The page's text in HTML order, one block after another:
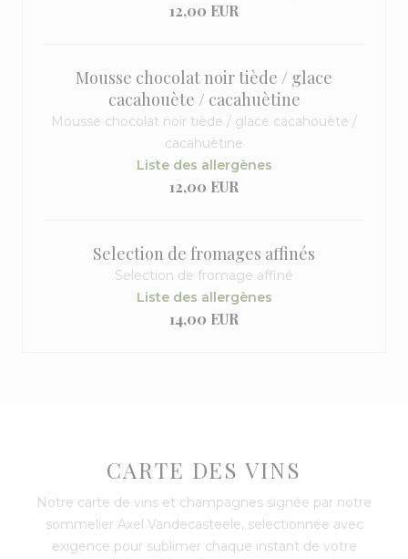
12,00 EUR
Mousse chocolat noir tiède / glace
cacahouète / cacahuètine
Mousse chocolat noir tiède / glace cacahouète /
cacahuètine
Liste des allergènes
12,00 EUR
Selection de fromages affinés
Selection de fromage affiné
Liste des allergènes
14,00 EUR
CARTE DES VINS
Notre carte de vins et champagnes signée par notre
sommelier Axel Vandecasteele, selectionnée avec
exigence pour sublimer chaque instant de votre